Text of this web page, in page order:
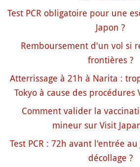
Test PCR obligatoire pour une
Japon ?
Remboursement d'un vol si
frontières ?
Atterrissage à 21h à Narita :
Tokyo à cause des procédures
Comment valider la
mineur sur Visit
Test PCR : 72h avant l'entrée
décollage ?